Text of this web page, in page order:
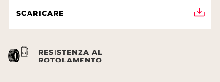
SCARICARE
RESISTENZA AL
ROTOLAMENTO